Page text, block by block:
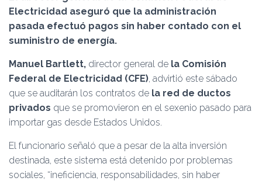
Ó
Electricidad aseguró que la administración
pasada efectuó pagos sin haber contado con el
suministro de energía.
Manuel Bartlett, director general de la Comisión
Federal de Electricidad (CFE), advirtió este sábado
que se auditarán los contratos de la red de ductos
privados que se promovieron en el sexenio pasado para
importar gas desde Estados Unidos.
El funcionario señaló que a pesar de la alta inversión
destinada, este sistema está detenido por problemas
sociales, “ineficiencia, responsabilidades, sin haber